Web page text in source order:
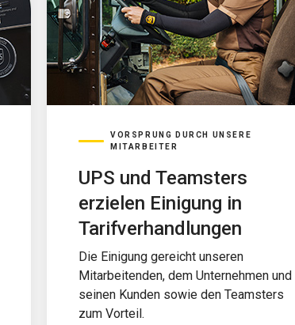
VORSPRUNG DURCH UNSERE
MITARBEITER
UPS und Teamsters
erzielen Einigung in
Tarifverhandlungen
Die Einigung gereicht unseren
Mitarbeitenden, dem Unternehmen und
seinen Kunden sowie den Teamsters
zum Vorteil.